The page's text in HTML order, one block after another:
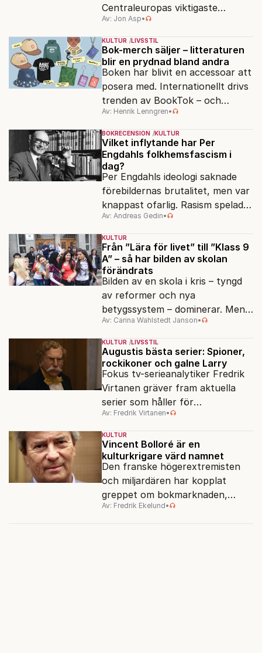
Centraleuropas viktigaste
filmfestival – en plats där
Hollywoodglans möter
egensinnighet.
Av: Jon Asp•
KULTUR LIVSSTIL
Bok-merch säljer – litteraturen
blir en prydnad bland andra
Boken har blivit en accessoar att
posera med. Internationellt drivs
trenden av BookTok – och
förlagen följer efter.
Av: Henrik Lenngren•
BOKRECENSION KULTUR
Vilket inflytande har Per
Engdahls folkhemsfascism i
dag?
Per Engdahls ideologi saknade
förebildernas brutalitet, men var
knappast ofarlig. Rasism spelades
ned i förmån för "kultur". Känns
det igen?
Av: Andreas Gedin•
KULTUR
Från ”Lära för livet” till ”Klass 9
A” – så har bilden av skolan
förändrats
Bilden av en skola i kris – tyngd
av reformer och nya
betygssystem – dominerar. Men
vem äger berättelsen om skolan?
Av: Carina Wahlstedt Janson•
KULTUR LIVSSTIL
Augustis bästa serier: Spioner,
rockikoner och galne Larry
Fokus tv-serieanalytiker Fredrik
Virtanen gräver fram aktuella
serier som håller för
augustisoffan – när
sensommarmörkret smyger sig
på och tv-utbudet blir din bästa
vän.
Av: Fredrik Virtanen•
KULTUR
Vincent Bolloré är en
kulturkrigare värd namnet
Den franske högerextremisten
och miljardären har kopplat
greppet om bokmarknaden,
filmbolag, tv- och radiokanaler.
Av: Fredrik Ekelund•